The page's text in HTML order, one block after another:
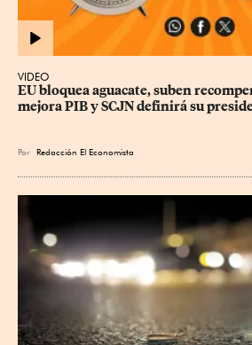
VIDEO
EU bloquea aguacate, suben
mejora PIB y SCJN definirá su
Por Redacción El Economista